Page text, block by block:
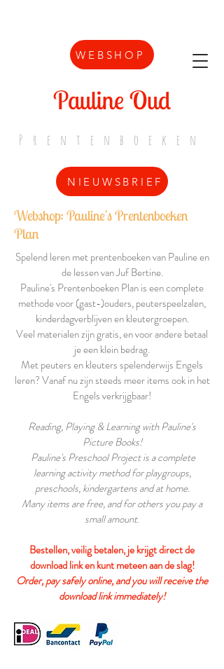
Pauline Oud
Prentenboeken
NIEUWSBRIEF
WEBSHOP
Webshop: Pauline's Prentenboeken
Plan
Spelend leren met prentenboeken van Pauline en
de lessen van Juf Bertine.
Pauline's Prentenboeken Plan is een complete
methode voor (gast-)ouders, peuterspeelzalen,
kinderdagverblijven en kleutergroepen.
Veel materialen zijn gratis, en voor andere betaal
je een klein bedrag.
Met peuters en kleuters spelenderwijs Engels
leren? Vanaf nu zijn steeds meer items ook in het
Engels verkrijgbaar!
Reading, Playing & Learning with Pauline's
Picture Books!
Pauline's Preschool Project is a complete
learning activity method for playgroups,
preschools, kindergartens and at home.
Many items are free, and for others you pay a
small amount.
Bestellen, veilig betalen, je krijgt direct de
download link en kunt meteen aan de slag!
Order, pay safely online, and you will receive the
download link immediately!